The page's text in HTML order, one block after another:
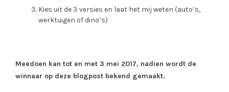
Kies uit de 3 versies en laat het mij weten (auto’s,
werktuigen of dino’s)
Meedoen kan tot en met 3 mei 2017, nadien wordt de
winnaar op deze blogpost bekend gemaakt.